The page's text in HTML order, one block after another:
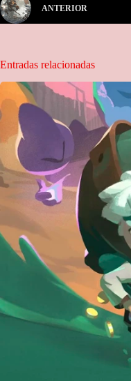
ANTERIOR
Entradas relacionadas